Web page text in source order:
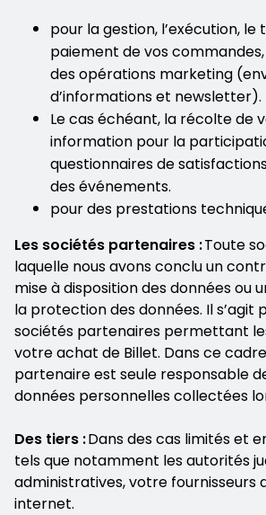
pour la gestion, l’exécution,
paiement de vos
des opérations marketing
d’informations et newsletter).
Le cas échéant, la récolte de
information pour la
questionnaires de
des événements.
pour des prestations
Les sociétés partenaires :Toute
laquelle nous avons conclu un
mise à disposition des données ou
la protection des données. Il s’agit
sociétés partenaires permettant
votre achat de Billet. Dans ce
partenaire est seule responsable
données personnelles collectées
Des tiers :Dans des cas limités et
tels que notamment les autorités
administratives, votre fournisseurs
internet.